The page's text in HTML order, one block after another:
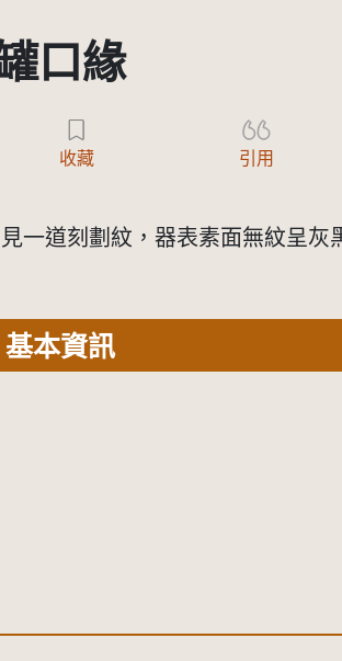
口緣
收藏 引用
一道刻劃紋，器表素面無紋呈灰
基本資訊